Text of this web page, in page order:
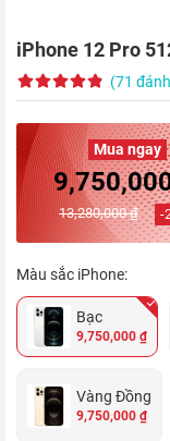
iPhone 12 Pro
(71
Mua ngay
13,280,000 ₫ -
Màu sắc iPhone:
Bạc
9,750,000 ₫
Vàng Đồng
9,750,000 ₫